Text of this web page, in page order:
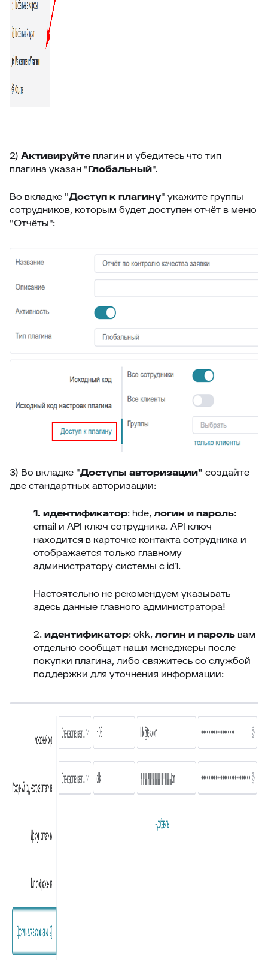
2) Активируйте плагин и убедитесь что тип
плагина указан "Глобальный".
Во вкладке "Доступ к плагину" укажите группы
сотрудников, которым будет доступен отчёт в меню
"Отчёты":
3) Во вкладке "Доступы авторизации" создайте
две стандартных авторизации:
1. идентификатор: hde,логин и пароль:
email и API ключ сотрудника. API ключ
находится в карточке контакта сотрудника и
отображается только главному
администратору системы с id1.
Настоятельно не рекомендуем указывать
здесь данные главного администратора!
2.идентификатор: okk,логин и пароль вам
отдельно сообщат наши менеджеры после
покупки плагина, либо свяжитесь со службой
поддержки для уточнения информации: